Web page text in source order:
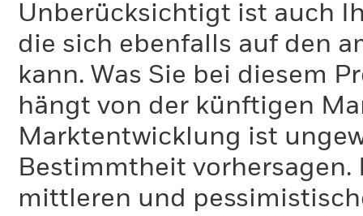
Unberücksichtigt ist auch
die sich ebenfalls auf den
kann. Was Sie bei diesem
hängt von der künftigen
Marktentwicklung ist
Bestimmtheit
mittleren und